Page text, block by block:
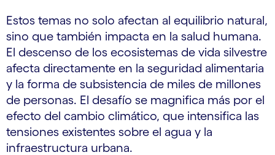
Estos temas no solo afectan al equilibrio natural,
sino que también impacta en la salud humana.
El descenso de los ecosistemas de vida silvestre
afecta directamente en la seguridad alimentaria
y la forma de subsistencia de miles de millones
de personas. El desafío se magnifica más por el
efecto del cambio climático, que intensifica las
tensiones existentes sobre el agua y la
infraestructura urbana.